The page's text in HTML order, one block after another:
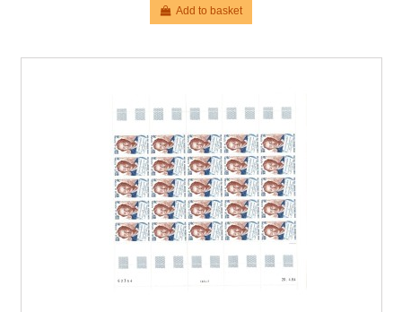
Add to basket